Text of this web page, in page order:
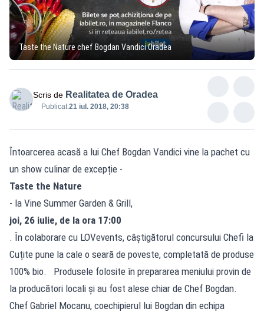
Taste the Nature chef Bogdan Vandici Oradea
Scris de Realitatea de Oradea
Publicat:21 iul. 2018, 20:38
Întoarcerea acasă a lui Chef Bogdan Vandici vine la pachet cu
un show culinar de excepție -
Taste the Nature
- la Vine Summer Garden & Grill,
joi, 26 iulie, de la ora 17:00
. În colaborare cu LOVevents, câștigătorul concursului Chefi la
Cuțite pune la cale o seară de poveste, completată de produse
100% bio. Produsele folosite în prepararea meniului provin de
la producători locali și au fost alese chiar de Chef Bogdan.
Chef Gabriel Mocanu, coechipierul lui Bogdan din echipa